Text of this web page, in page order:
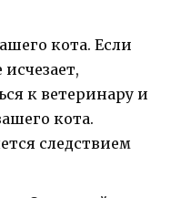
кота. Если
к ветеринару и
кота.
следствием